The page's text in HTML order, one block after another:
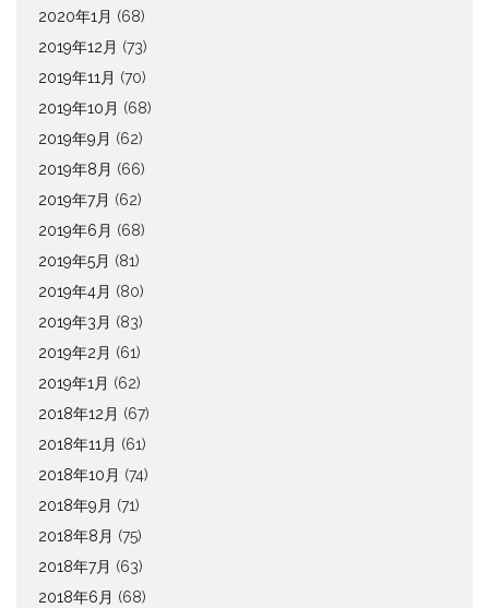
2020年1月 (68)
2019年12月 (73)
2019年11月 (70)
2019年10月 (68)
2019年9月 (62)
2019年8月 (66)
2019年7月 (62)
2019年6月 (68)
2019年5月 (81)
2019年4月 (80)
2019年3月 (83)
2019年2月 (61)
2019年1月 (62)
2018年12月 (67)
2018年11月 (61)
2018年10月 (74)
2018年9月 (71)
2018年8月 (75)
2018年7月 (63)
2018年6月 (68)